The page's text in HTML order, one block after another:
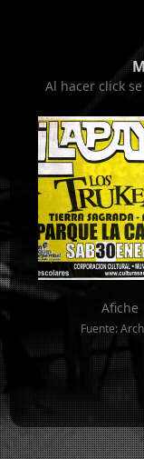
Al hacer click
Afiche
Fuente: